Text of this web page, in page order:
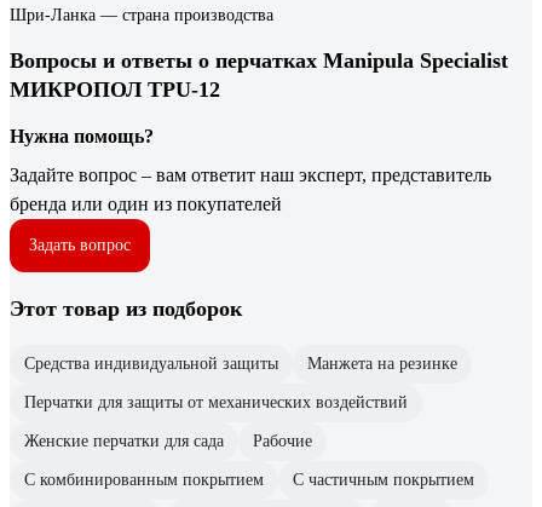
Шри-Ланка — страна производства
Вопросы и ответы о перчатках Manipula Specialist
МИКРОПОЛ TPU-12
Нужна помощь?
Задайте вопрос – вам ответит наш эксперт, представитель
бренда или один из покупателей
Задать вопрос
Этот товар из подборок
Средства индивидуальной защиты Манжета на резинке
Перчатки для защиты от механических воздействий
Женские перчатки для сада Рабочие
С комбинированным покрытием С частичным покрытием